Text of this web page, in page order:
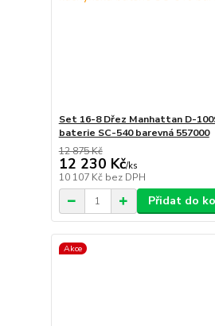
Set 16-8 Dřez Manhattan D-
baterie SC-540 barevná 557000
12 875 Kč
12 230 Kč/ks
10 107 Kč bez DPH
Přidat do
Akce